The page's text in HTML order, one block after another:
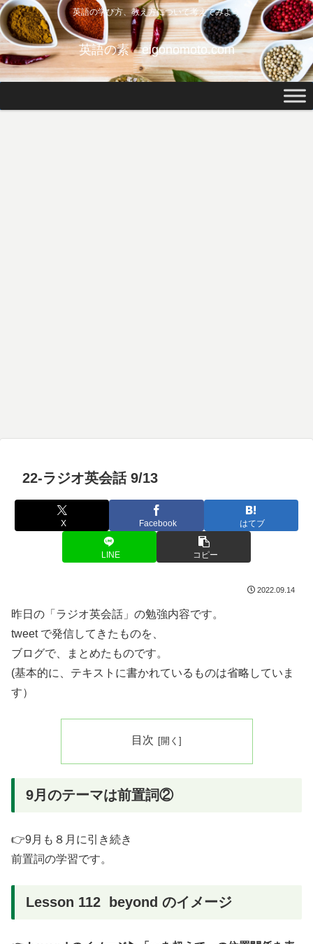
英語の学び方、教え方について考えてみよう
英語の素 eigonomoto.com
22-ラジオ英会話 9/13
X Facebook はてブ
LINE コピー
2022.09.14
昨日の「ラジオ英会話」の勉強内容です。
tweet で発信してきたものを、
ブログで、まとめたものです。
(基本的に、テキストに書かれているものは省略していま
す）
目次
9月のテーマは前置詞②
👉9月も８月に引き続き
前置詞の学習です。
Lesson 112 beyond のイメージ